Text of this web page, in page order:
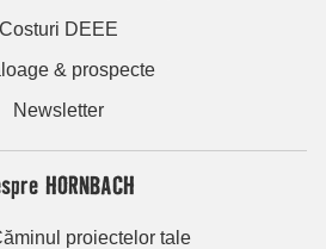
Costuri DEEE
& prospecte
Newsletter
HORNBACH
proiectelor tale